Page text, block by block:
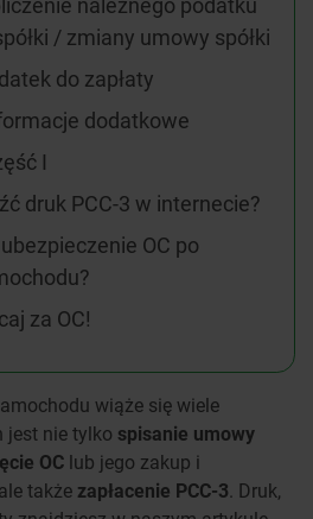
/ zmiany umowy spółki
do zapłaty
dodatkowe
I
druk PCC-3 w internecie?
OC po
za OC!
wiąże się wiele
jest nie tylko spisanie umowy
OC lub jego zakup i
także zapłacenie PCC-3. Druk,